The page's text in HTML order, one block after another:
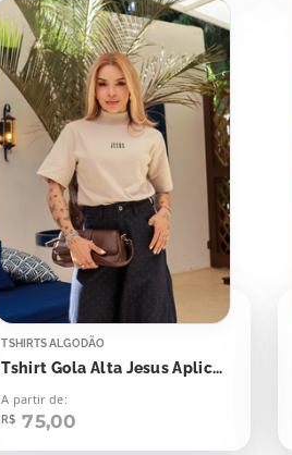
TSHIRTS ALGODÃO
Tshirt Gola Alta Jesus Aplicação
A partir de:
R$ 75,00